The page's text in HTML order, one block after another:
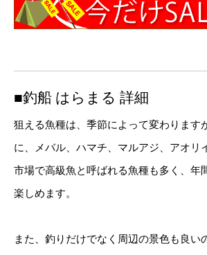
■釣船 はらまる 詳細
狙える魚種は、季節によって変わります
に、メバル、ハマチ、マルアジ、アオリ
市場で高級魚と呼ばれる魚種も多く、年
楽しめます。
また、釣りだけでなく周辺の景色も良い